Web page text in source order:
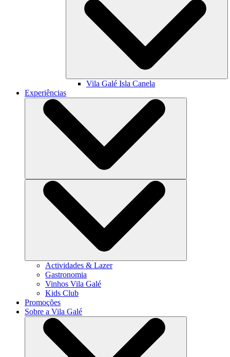
Vila Galé Isla Canela
Experiências
Actividades & Lazer
Gastronomia
Vinhos Vila Galé
Kids Club
Promoções
Sobre a Vila Galé